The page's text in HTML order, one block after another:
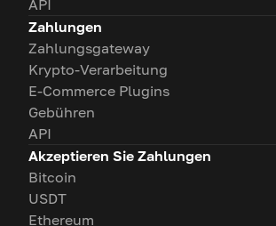
API
Zahlungen
Zahlungsgateway
Krypto-Verarbeitung
E-Commerce Plugins
Gebühren
API
Akzeptieren Sie Zahlungen
Bitcoin
USDT
Ethereum